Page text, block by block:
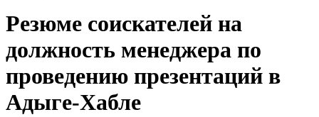
Резюме соискателей на
должность менеджера по
проведению презентаций в
Адыге-Хабле